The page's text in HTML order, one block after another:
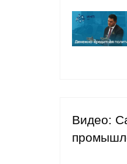
Видео: